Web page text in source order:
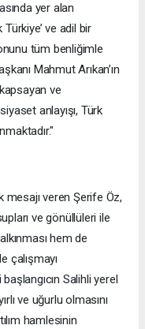
yer alan
Türkiye’ ve adil bir
tüm benliğimle
Mahmut Arıkan’ın
ve
anlayışı, Türk
mesajı veren Şerife Öz,
ve gönüllüleri ile
hem de
çalışmayı
Salihli yerel
ve uğurlu olmasını
hamlesinin